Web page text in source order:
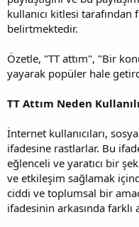
kullanıcı kitlesi tarafından
belirtmektedir.
Özetle, "TT attım", "Bir
yayarak popüler hale
TT Attım Neden
İnternet kullanıcıları,
ifadesine rastlarlar. Bu
eğlenceli ve yaratıcı bir
ve etkileşim sağlamak
ciddi ve toplumsal bir
ifadesinin arkasında